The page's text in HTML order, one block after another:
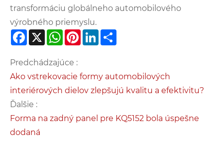
transformáciu globálneho automobilového
výrobného priemyslu.
Facebook
X WhatsApp
Pinterest
LinkedIn
Predchádzajúce :
Ako vstrekovacie formy automobilových
interiérových dielov zlepšujú kvalitu a efektivitu?
Ďalšie :
Forma na zadný panel pre KQ5152 bola úspešne
dodaná